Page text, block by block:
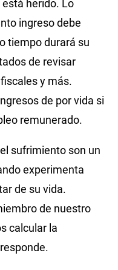
herido. Lo
ingreso debe
tiempo durará su
de revisar
y más.
de por vida si
remunerado.
sufrimiento son un
experimenta
de su vida.
de nuestro
calcular la